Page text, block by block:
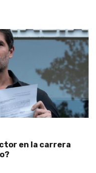
en la carrera